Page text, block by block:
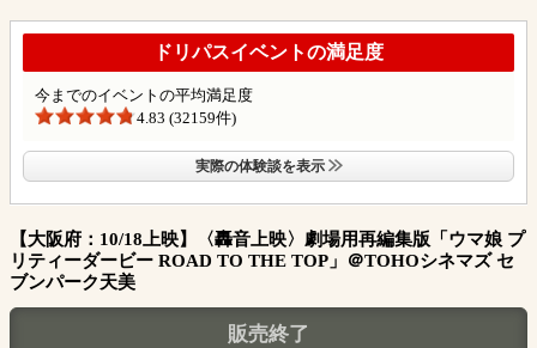
ドリパスイベントの満足度
今までのイベントの平均満足度
4.83 (32159件)
実際の体験談を表示
【大阪府：10/18上映】〈轟音上映〉劇場用再編集版「ウマ娘 プ
リティーダービー ROAD TO THE TOP」＠TOHOシネマズ セ
ブンパーク天美
販売終了